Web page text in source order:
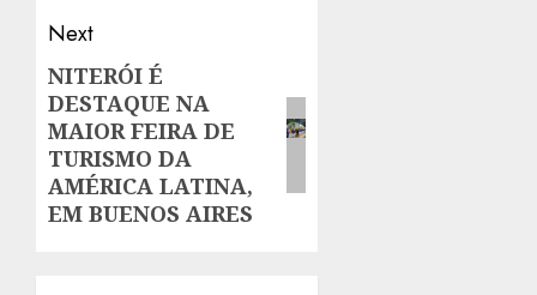
Next
Next
post:
NITERÓI É
DESTAQUE NA
MAIOR FEIRA DE
TURISMO DA
AMÉRICA LATINA,
EM BUENOS AIRES